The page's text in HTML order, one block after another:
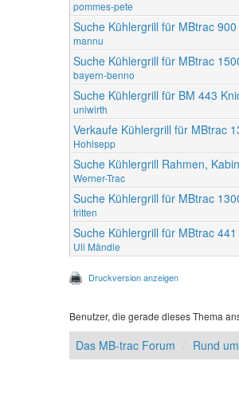
pommes-pete
Suche Kühlergrill für MBtrac
mannu
Suche Kühlergrill für MBtrac
bayern-benno
Suche Kühlergrill für BM 443
uniwirth
Verkaufe Kühlergrill für MBtrac
Hohlsepp
Suche Kühlergrill Rahmen,
Werner-Trac
Suche Kühlergrill für MBtrac
fritten
Suche Kühlergrill für MBtrac 441
Uli Mändle
Druckversion anzeigen
Benutzer, die gerade dieses Thema
Das MB-trac Forum Rund